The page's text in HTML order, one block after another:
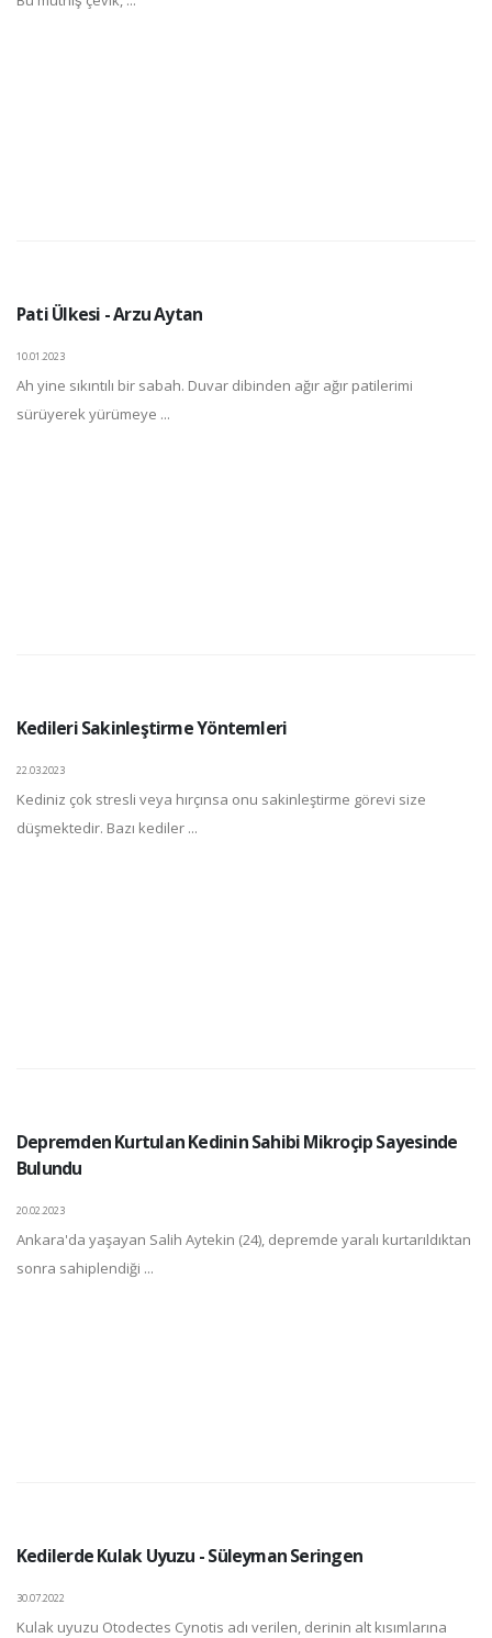
Pati Ülkesi - Arzu Aytan
10.01.2023
Ah yine sıkıntılı bir sabah. Duvar dibinden ağır ağır patilerimi
sürüyerek yürümeye ...
Kedileri Sakinleştirme Yöntemleri
22.03.2023
Kediniz çok stresli veya hırçınsa onu sakinleştirme görevi size
düşmektedir. Bazı kediler ...
Depremden Kurtulan Kedinin Sahibi Mikroçip Sayesinde
Bulundu
20.02.2023
Ankara'da yaşayan Salih Aytekin (24), depremde yaralı kurtarıldıktan
sonra sahiplendiği ...
Kedilerde Kulak Uyuzu - Süleyman Seringen
30.07.2022
Kulak uyuzu Otodectes Cynotis adı verilen, derinin alt kısımlarına